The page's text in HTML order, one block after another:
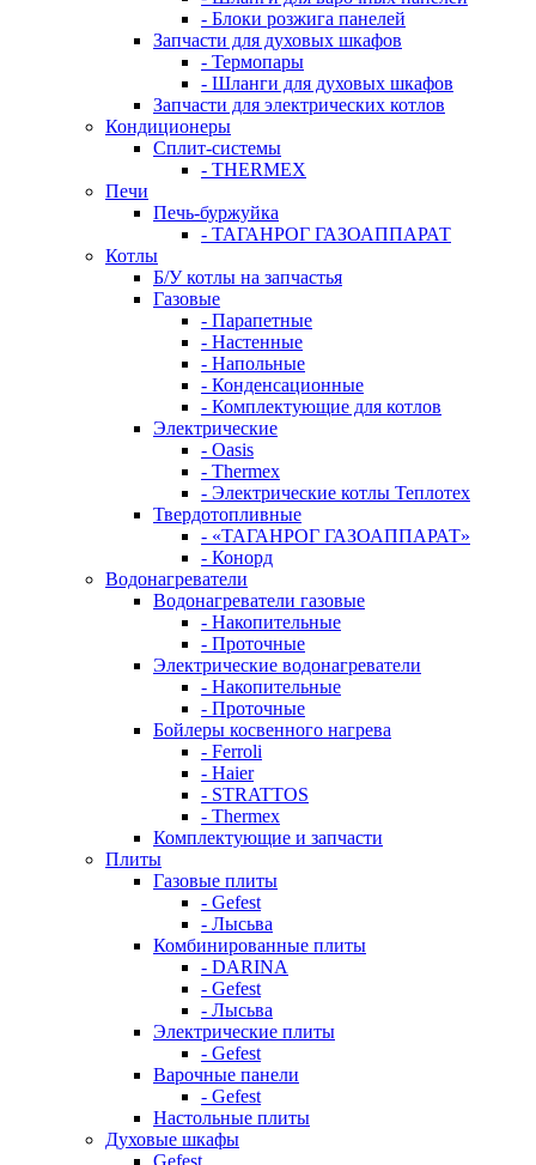
- Блоки розжига панелей
Запчасти для духовых шкафов
- Термопары
- Шланги для духовых шкафов
Запчасти для электрических котлов
Кондиционеры
Сплит-системы
- THERMEX
Печи
Печь-буржуйка
- ТАГАНРОГ ГАЗОАППАРАТ
Котлы
Б/У котлы на запчастья
Газовые
- Парапетные
- Настенные
- Напольные
- Конденсационные
- Комплектующие для котлов
Электрические
- Oasis
- Thermex
- Электрические котлы Теплотех
Твердотопливные
- «ТАГАНРОГ ГАЗОАППАРАТ»
- Конорд
Водонагреватели
Водонагреватели газовые
- Накопительные
- Проточные
Электрические водонагреватели
- Накопительные
- Проточные
Бойлеры косвенного нагрева
- Ferroli
- Haier
- STRATTOS
- Thermex
Комплектующие и запчасти
Плиты
Газовые плиты
- Gefest
- Лысьва
Комбинированные плиты
- DARINA
- Gefest
- Лысьва
Электрические плиты
- Gefest
Варочные панели
- Gefest
Настольные плиты
Духовые шкафы
Gefest